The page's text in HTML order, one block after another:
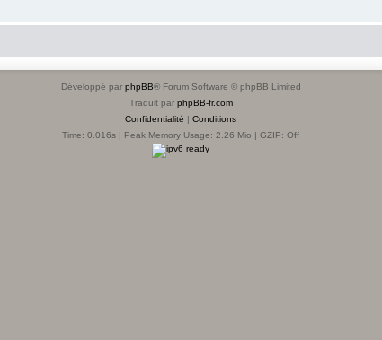
Développé par phpBB® Forum Software © phpBB Limited
Traduit par phpBB-fr.com
Confidentialité | Conditions
Time: 0.016s | Peak Memory Usage: 2.26 Mio | GZIP: Off